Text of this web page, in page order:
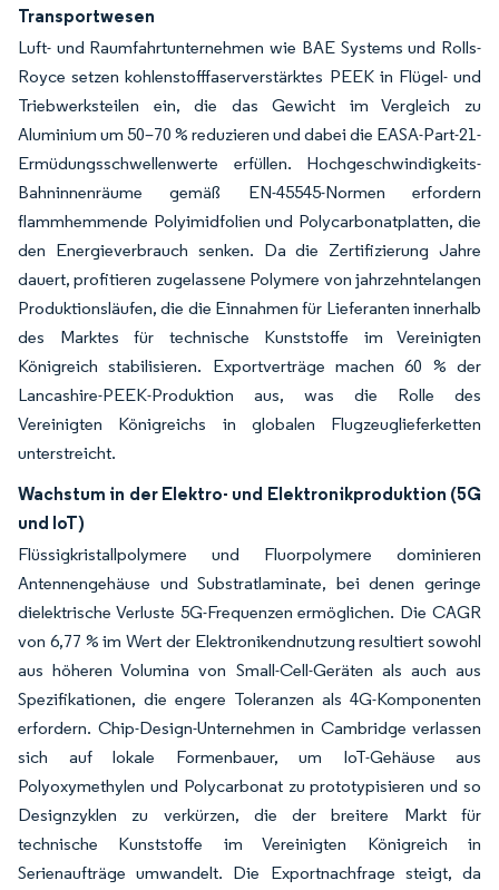
Transportwesen
Luft- und Raumfahrtunternehmen wie BAE Systems und Rolls-
Royce setzen kohlenstofffaserverstärktes PEEK in Flügel- und
Triebwerksteilen ein, die das Gewicht im Vergleich zu
Aluminium um 50–70 % reduzieren und dabei die EASA-Part-21-
Ermüdungsschwellenwerte erfüllen. Hochgeschwindigkeits-
Bahninnenräume gemäß EN-45545-Normen erfordern
flammhemmende Polyimidfolien und Polycarbonatplatten, die
den Energieverbrauch senken. Da die Zertifizierung Jahre
dauert, profitieren zugelassene Polymere von jahrzehntelangen
Produktionsläufen, die die Einnahmen für Lieferanten innerhalb
des Marktes für technische Kunststoffe im Vereinigten
Königreich stabilisieren. Exportverträge machen 60 % der
Lancashire-PEEK-Produktion aus, was die Rolle des
Vereinigten Königreichs in globalen Flugzeuglieferketten
unterstreicht.
Wachstum in der Elektro- und Elektronikproduktion (5G
und IoT)
Flüssigkristallpolymere und Fluorpolymere dominieren
Antennengehäuse und Substratlaminate, bei denen geringe
dielektrische Verluste 5G-Frequenzen ermöglichen. Die CAGR
von 6,77 % im Wert der Elektronikendnutzung resultiert sowohl
aus höheren Volumina von Small-Cell-Geräten als auch aus
Spezifikationen, die engere Toleranzen als 4G-Komponenten
erfordern. Chip-Design-Unternehmen in Cambridge verlassen
sich auf lokale Formenbauer, um IoT-Gehäuse aus
Polyoxymethylen und Polycarbonat zu prototypisieren und so
Designzyklen zu verkürzen, die der breitere Markt für
technische Kunststoffe im Vereinigten Königreich in
Serienaufträge umwandelt. Die Exportnachfrage steigt, da